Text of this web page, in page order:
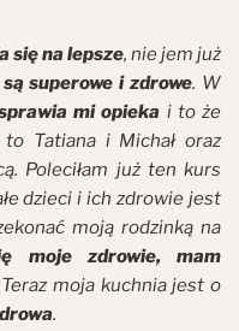
się na lepsze, nie jem już
superowe i zdrowe. W
mi opieka i to że
Tatiana i Michał oraz
Poleciłam już ten kurs
dzieci i ich zdrowie jest
moją rodzinką na
moje zdrowie, mam
moja kuchnia jest o
.